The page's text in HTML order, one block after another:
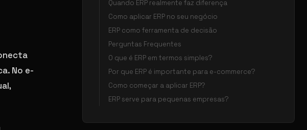
No e-
Quando ERP realmente faz diferença
Como aplicar ERP no seu negócio
ERP como ferramenta de decisão
Perguntas Frequentes
O que é ERP em termos simples?
Por que ERP é importante para e-commerce?
Como começar a aplicar ERP?
ERP serve para pequenas empresas?